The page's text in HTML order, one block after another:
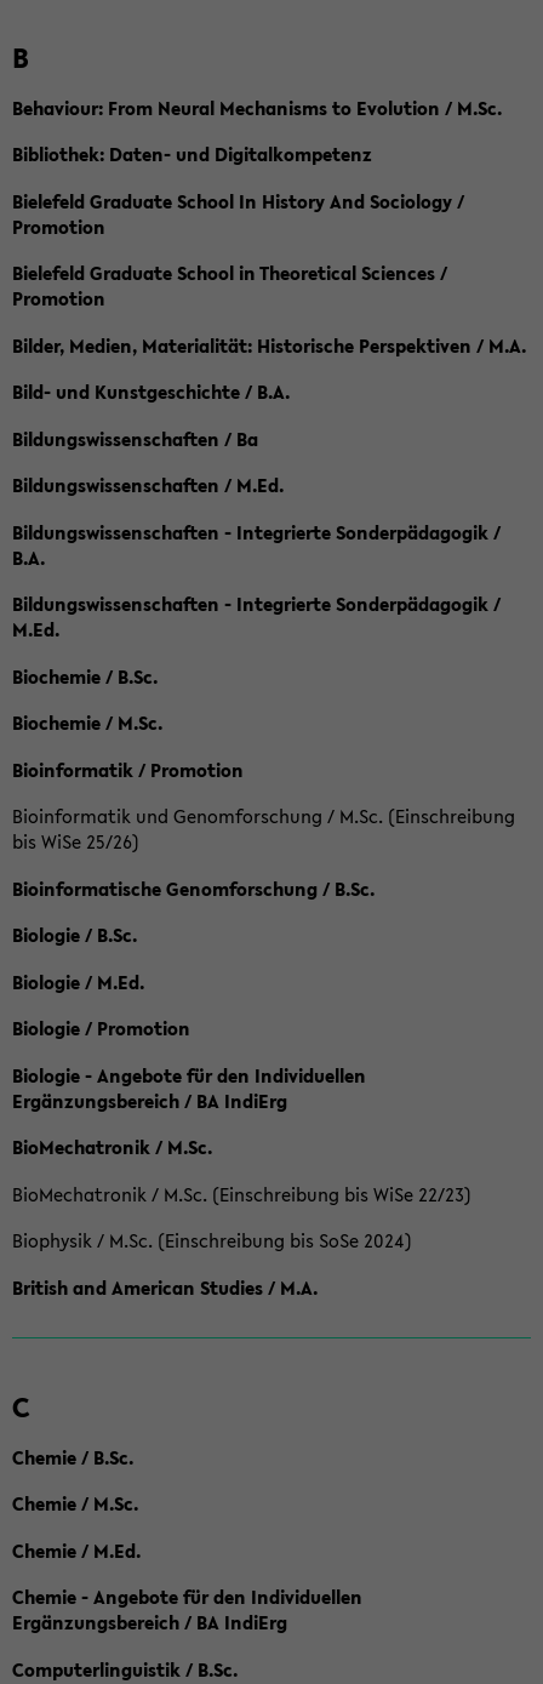
B
Behaviour: From Neural Mechanisms to Evolution / M.Sc.
Bibliothek: Daten- und Digitalkompetenz
Bielefeld Graduate School In History And Sociology /
Promotion
Bielefeld Graduate School in Theoretical Sciences /
Promotion
Bilder, Medien, Materialität: Historische Perspektiven / M.A.
Bild- und Kunstgeschichte / B.A.
Bildungswissenschaften / Ba
Bildungswissenschaften / M.Ed.
Bildungswissenschaften - Integrierte Sonderpädagogik /
B.A.
Bildungswissenschaften - Integrierte Sonderpädagogik /
M.Ed.
Biochemie / B.Sc.
Biochemie / M.Sc.
Bioinformatik / Promotion
Bioinformatik und Genomforschung / M.Sc. (Einschreibung
bis WiSe 25/26)
Bioinformatische Genomforschung / B.Sc.
Biologie / B.Sc.
Biologie / M.Ed.
Biologie / Promotion
Biologie - Angebote für den Individuellen
Ergänzungsbereich / BA IndiErg
BioMechatronik / M.Sc.
BioMechatronik / M.Sc. (Einschreibung bis WiSe 22/23)
Biophysik / M.Sc. (Einschreibung bis SoSe 2024)
British and American Studies / M.A.
C
Chemie / B.Sc.
Chemie / M.Sc.
Chemie / M.Ed.
Chemie - Angebote für den Individuellen
Ergänzungsbereich / BA IndiErg
Computerlinguistik / B.Sc.